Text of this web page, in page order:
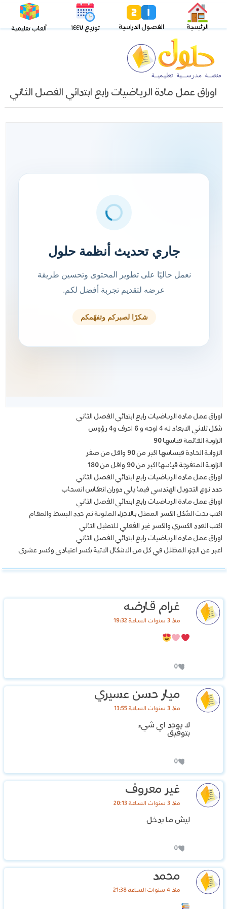
الرئيسية الفصول الدراسية توزيع ١٤٤٧ ألعاب تعليمية
اوراق عمل مادة الرياضيات رابع ابتدائي الفصل الثاني
اوراق عمل مادة الرياضيات رابع ابتدائي الفصل الثاني
شكل ثلاثي الابعاد له 4 اوجه و 6 احرف و4 رؤوس
الزاوية القائمة قياسها 90
الزواية الحادة قيساسها اكبر من 90 واقل من صفر
الزاوية المنفرجة قياسها اكبر من 90 واقل من 180
اوراق عمل مادة الرياضيات رابع ابتدائي الفصل الثاني
حدد نوع التحويل الهندسي فيما يلي دوران انعكاس انسحاب
اوراق عمل مادة الرياضيات رابع ابتدائي الفصل الثاني
اكتب تحت الشكل الكسر الممثل بالاجزاء الملونة ثم حدد البسط والمقام
اكتب العدد الكسري والكسر غير الفعلي للتمثيل التالي
اوراق عمل مادة الرياضيات رابع ابتدائي الفصل الثاني
اعبر عن الجزء المظلل في كل من الاشكال الاتية بكسر اعتيادي وكسر عشري
غرام قارضه
منذ 3 سنوات الساعة 19:32
0
ميار حسن عسيري
منذ 3 سنوات الساعة 13:55
لا يوجد اي شيء
بتوفيق
0
غير معروف
منذ 3 سنوات الساعة 20:13
ليش ما يدخل
0
محمد
منذ 4 سنوات الساعة 21:38